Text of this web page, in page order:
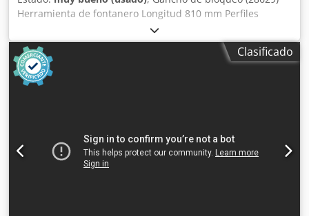
Herramienta de fontanero Longitud 810 mm Perfiles
triangulares 28 x 22 mm Diámetro del perfil redondo 25
mm Altura 320 mm Vaso cuadrado de 35 mm Peso 4 kg
Csdpfx Afjwmaclowoha
Clasificado